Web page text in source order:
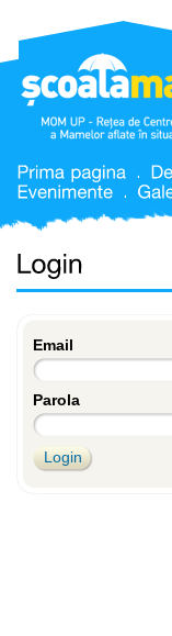
Email
Parola